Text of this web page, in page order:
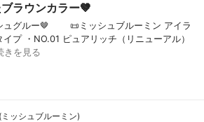
ラウンカラー🤎
ュグルー🤎⠀⠀⠀📜ミッシュブルーミン アイラ
プ ・NO.01 ピュアリッチ（リニューアル）
きを見る
ッシュブルーミン)